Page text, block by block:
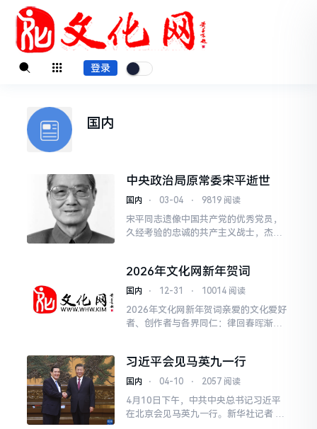
登录
国内
中央政治局原常委宋平逝世
国内 ⋅ 03-04 ⋅ 9819 阅读
宋平同志遗像中国共产党的优秀党员，
久经考验的忠诚的共产主义战士，杰出
央政治局常委，原国务委员
2026年文化网新年贺词
国内 ⋅ 12-31 ⋅ 10014 阅读
2026年文化网新年贺词亲爱的文化爱好
者、创作者与各界同仁：律回春晖渐，
化沃土、热爱精神家园
习近平会见马英九一行
国内 ⋅ 04-10 ⋅ 2057 阅读
4月10日下午，中共中央总书记习近平
在北京会见马英九一行。新华社记者 鞠